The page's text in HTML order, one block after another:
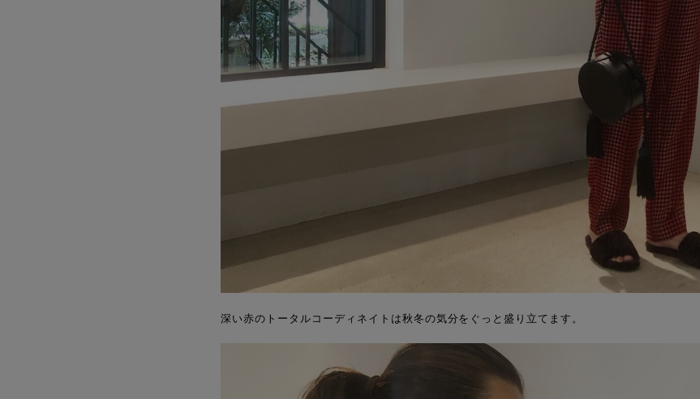
深い赤のトータルコーディネイトは秋冬の気分をぐっと盛り立てます。